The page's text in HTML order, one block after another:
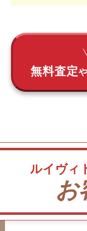
無料査定や
ルイヴィ
お